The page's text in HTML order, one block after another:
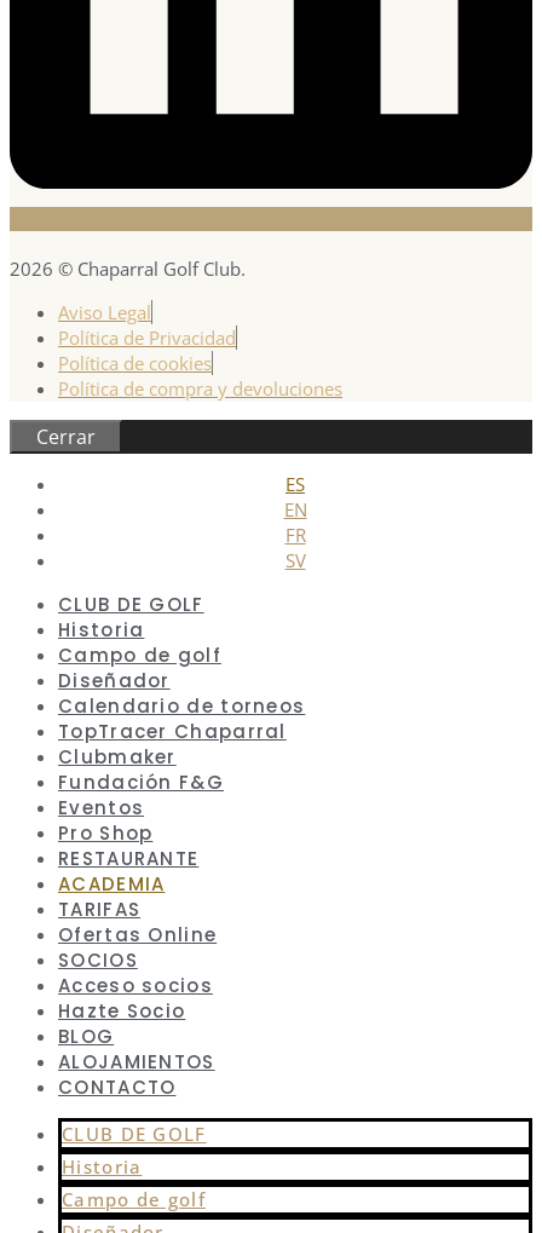
2026 © Chaparral Golf Club.
Aviso Legal
Política de Privacidad
Política de cookies
Política de compra y devoluciones
Cerrar
ES
EN
FR
SV
CLUB DE GOLF
Historia
Campo de golf
Diseñador
Calendario de torneos
TopTracer Chaparral
Clubmaker
Fundación F&G
Eventos
Pro Shop
RESTAURANTE
ACADEMIA
TARIFAS
Ofertas Online
SOCIOS
Acceso socios
Hazte Socio
BLOG
ALOJAMIENTOS
CONTACTO
CLUB DE GOLF
Historia
Campo de golf